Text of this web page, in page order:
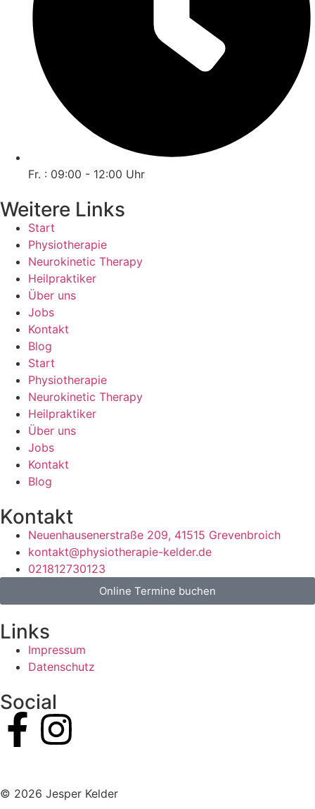
Fr. : 09:00 - 12:00 Uhr
Weitere Links
Start
Physiotherapie
Neurokinetic Therapy
Heilpraktiker
Über uns
Jobs
Kontakt
Blog
Start
Physiotherapie
Neurokinetic Therapy
Heilpraktiker
Über uns
Jobs
Kontakt
Blog
Kontakt
Neuenhausenerstraße 209, 41515 Grevenbroich
kontakt@physiotherapie-kelder.de
021812730123
Online Termine buchen
Links
Impressum
Datenschutz
Social
© 2026 Jesper Kelder